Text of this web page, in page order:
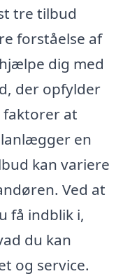
tre tilbud
forståelse af
dig med
der opfylder
faktorer at
en
kan variere
Ved at
få indblik i,
du kan
og service.